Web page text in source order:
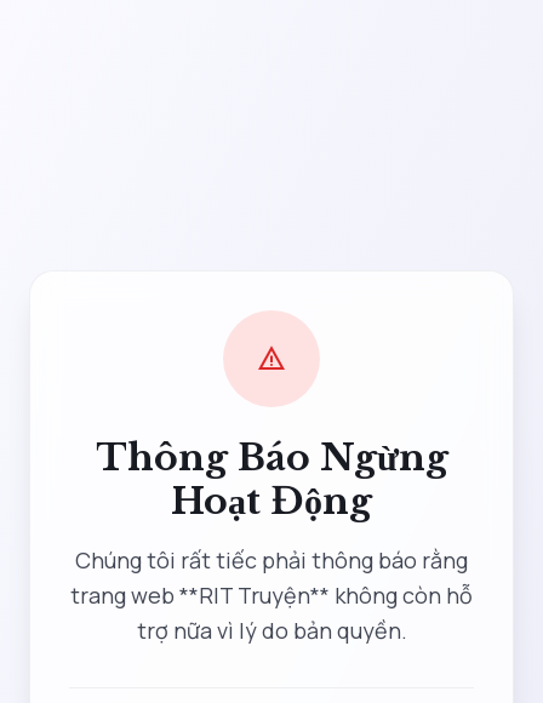
warning
Thông Báo Ngừng
Hoạt Động
Chúng tôi rất tiếc phải thông báo rằng
trang web **RIT Truyện** không còn hỗ
trợ nữa vì lý do bản quyền.